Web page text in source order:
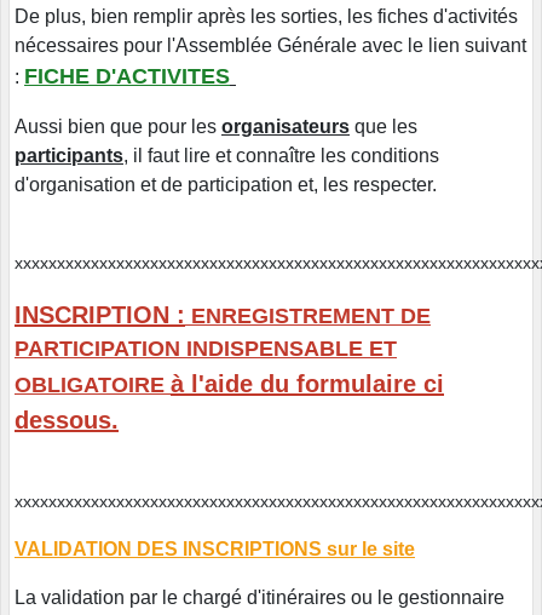
De plus, bien remplir après les sorties, les fiches d'activités
nécessaires pour l'Assemblée Générale avec le lien suivant
: FICHE D'ACTIVITES
Aussi bien que pour les organisateurs que les
participants, il faut lire et connaître les conditions
d'organisation et de participation et, les respecter.
INSCRIPTION : ENREGISTREMENT DE
PARTICIPATION INDISPENSABLE ET
OBLIGATOIRE à l'aide du formulaire ci
dessous.
VALIDATION DES INSCRIPTIONS sur le site
La validation par le chargé d'itinéraires ou le gestionnaire